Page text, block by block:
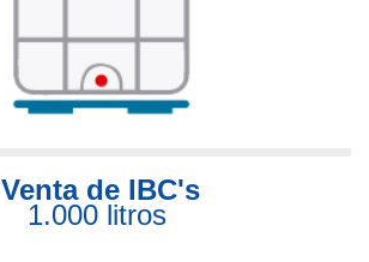
Venta de IBC's
1.000 litros